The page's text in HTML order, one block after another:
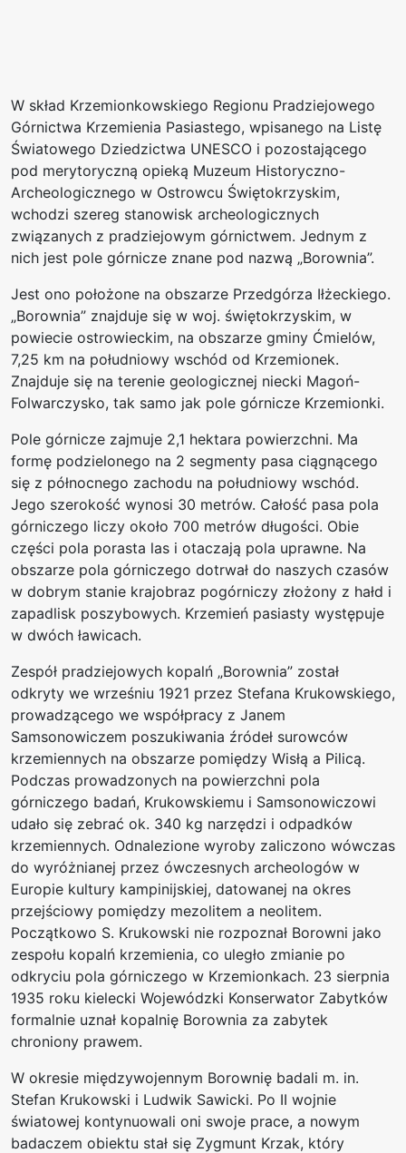
W skład Krzemionkowskiego Regionu Pradziejowego
Górnictwa Krzemienia Pasiastego, wpisanego na Listę
Światowego Dziedzictwa UNESCO i pozostającego
pod merytoryczną opieką Muzeum Historyczno-
Archeologicznego w Ostrowcu Świętokrzyskim,
wchodzi szereg stanowisk archeologicznych
związanych z pradziejowym górnictwem. Jednym z
nich jest pole górnicze znane pod nazwą „Borownia”.
Jest ono położone na obszarze Przedgórza Iłżeckiego.
„Borownia” znajduje się w woj. świętokrzyskim, w
powiecie ostrowieckim, na obszarze gminy Ćmielów,
7,25 km na południowy wschód od Krzemionek.
Znajduje się na terenie geologicznej niecki Magoń-
Folwarczysko, tak samo jak pole górnicze Krzemionki.
Pole górnicze zajmuje 2,1 hektara powierzchni. Ma
formę podzielonego na 2 segmenty pasa ciągnącego
się z północnego zachodu na południowy wschód.
Jego szerokość wynosi 30 metrów. Całość pasa pola
górniczego liczy około 700 metrów długości. Obie
części pola porasta las i otaczają pola uprawne. Na
obszarze pola górniczego dotrwał do naszych czasów
w dobrym stanie krajobraz pogórniczy złożony z hałd i
zapadlisk poszybowych. Krzemień pasiasty występuje
w dwóch ławicach.
Zespół pradziejowych kopalń „Borownia” został
odkryty we wrześniu 1921 przez Stefana Krukowskiego,
prowadzącego we współpracy z Janem
Samsonowiczem poszukiwania źródeł surowców
krzemiennych na obszarze pomiędzy Wisłą a Pilicą.
Podczas prowadzonych na powierzchni pola
górniczego badań, Krukowskiemu i Samsonowiczowi
udało się zebrać ok. 340 kg narzędzi i odpadków
krzemiennych. Odnalezione wyroby zaliczono wówczas
do wyróżnianej przez ówczesnych archeologów w
Europie kultury kampinijskiej, datowanej na okres
przejściowy pomiędzy mezolitem a neolitem.
Początkowo S. Krukowski nie rozpoznał Borowni jako
zespołu kopalń krzemienia, co uległo zmianie po
odkryciu pola górniczego w Krzemionkach. 23 sierpnia
1935 roku kielecki Wojewódzki Konserwator Zabytków
formalnie uznał kopalnię Borownia za zabytek
chroniony prawem.
W okresie międzywojennym Borownię badali m. in.
Stefan Krukowski i Ludwik Sawicki. Po II wojnie
światowej kontynuowali oni swoje prace, a nowym
badaczem obiektu stał się Zygmunt Krzak, który